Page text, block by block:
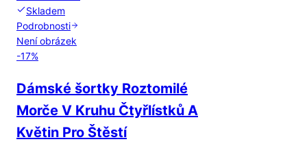
Skladem
Podrobnosti
Není obrázek
-17%
Dámské šortky Roztomilé
Morče V Kruhu Čtyřlístků A
Květin Pro Štěstí